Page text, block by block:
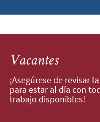
Vacantes
¡Asegúrese de revisar
para estar al día con
trabajo disponibles!